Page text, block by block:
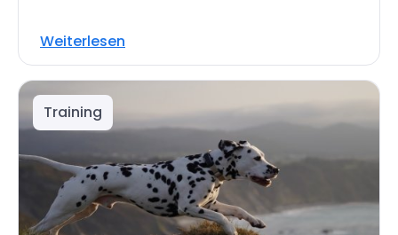
Weiterlesen
Training